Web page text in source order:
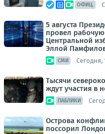
ОФИЦ.
5 августа
провел рабочую
Центральной
Эллой
СМИ Сегодня,
Тысячи
ждут участия в
ПАБЛИКИ
Острова
поссорил